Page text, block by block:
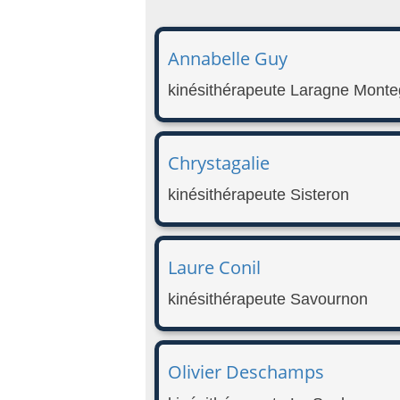
Annabelle Guy
kinésithérapeute Laragne
Chrystagalie
kinésithérapeute Sisteron
Laure Conil
kinésithérapeute Savournon
Olivier Deschamps